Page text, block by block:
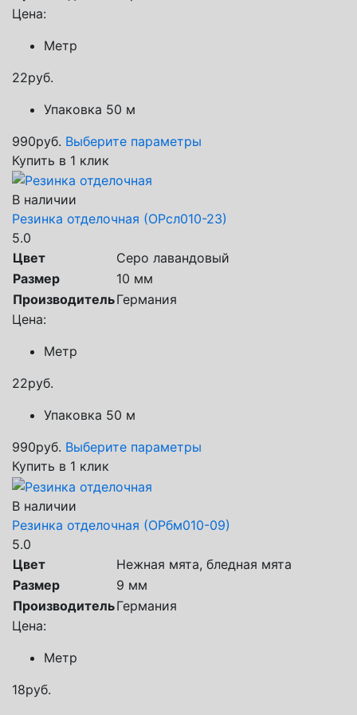
Цена:
Метр
22руб.
Упаковка 50 м
990руб. Выберите параметры
Купить в 1 клик
В наличии
Резинка отделочная (ОРсл010-23)
5.0
Цвет
Серо лавандовый
Размер
10 мм
ПроизводительГермания
Цена:
Метр
22руб.
Упаковка 50 м
990руб. Выберите параметры
Купить в 1 клик
В наличии
Резинка отделочная (ОРбм010-09)
5.0
Цвет
Нежная мята, бледная мята
Размер
9 мм
ПроизводительГермания
Цена:
Метр
18руб.